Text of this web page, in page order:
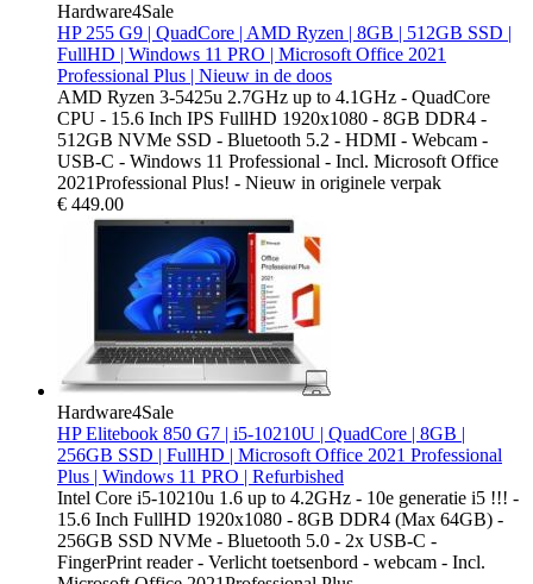
Hardware4Sale
HP 255 G9 | QuadCore | AMD Ryzen | 8GB | 512GB SSD |
FullHD | Windows 11 PRO | Microsoft Office 2021
Professional Plus | Nieuw in de doos
AMD Ryzen 3-5425u 2.7GHz up to 4.1GHz - QuadCore
CPU - 15.6 Inch IPS FullHD 1920x1080 - 8GB DDR4 -
512GB NVMe SSD - Bluetooth 5.2 - HDMI - Webcam -
USB-C - Windows 11 Professional - Incl. Microsoft Office
2021Professional Plus! - Nieuw in originele verpak
€ 449.00
Hardware4Sale
HP Elitebook 850 G7 | i5-10210U | QuadCore | 8GB |
256GB SSD | FullHD | Microsoft Office 2021 Professional
Plus | Windows 11 PRO | Refurbished
Intel Core i5-10210u 1.6 up to 4.2GHz - 10e generatie i5 !!! -
15.6 Inch FullHD 1920x1080 - 8GB DDR4 (Max 64GB) -
256GB SSD NVMe - Bluetooth 5.0 - 2x USB-C -
FingerPrint reader - Verlicht toetsenbord - webcam - Incl.